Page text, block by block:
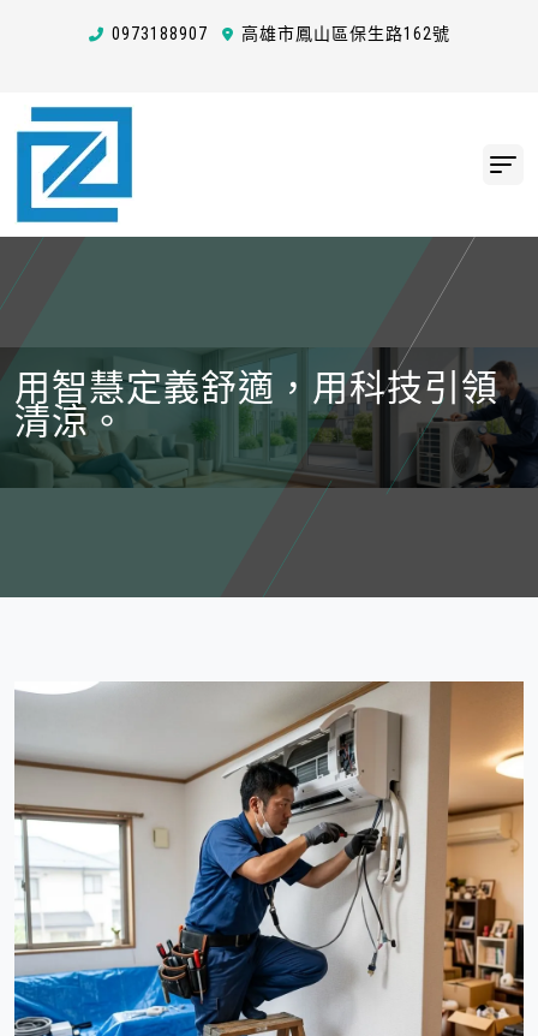
09731 88907 高雄市鳳山區保生路162號
超越傳統空調，啟動未來室內
新氣候。